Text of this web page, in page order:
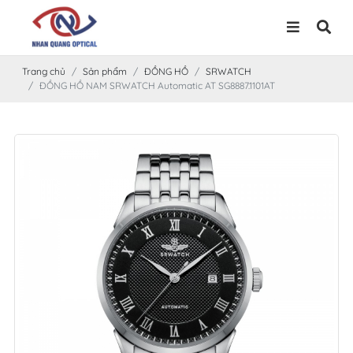
Trang chủ Sản phẩm ĐỒNG HỒ
SRWATCH
ĐỒNG HỒ NAM SRWATCH Automatic AT SG8887.1101AT